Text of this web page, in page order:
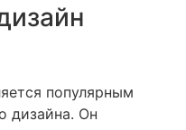
популярным
дизайна. Он